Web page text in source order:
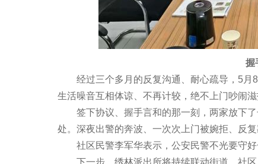
握手
经过三个多月的反复沟通、耐心疏导，5月8
生活噪音互相体谅、不再计较，绝不上门吵闹
签下协议、握手言和的那一刻，两家放下了
处。深夜出警的奔波、一次次上门被婉拒、反
社区民警李军华表示，公安民警不光要守好
下一步，绣林派出所将持续联动街道、社区